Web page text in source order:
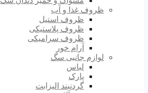
ظروف غذا و آب
ظروف استیل
ظروف پلاستیکی
ظروف سرامیکی
آرام خور
لوازم جانبی سگ
لباس
پارک
گردنبند الیزابت